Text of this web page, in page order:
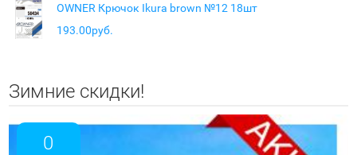
OWNER Крючок Ikura brown №12 18шт
193.00руб.
Зимние скидки!
0